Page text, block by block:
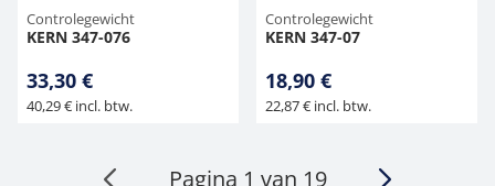
Controlegewicht
KERN 347-076
33,30 €
40,29 € incl. btw.
Controlegewicht
KERN 347-07
18,90 €
22,87 € incl. btw.
Pagina 1 van 19